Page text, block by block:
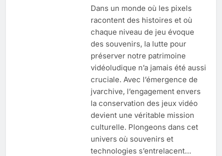
fonctionnalités clés et avantages
4 Mois Ago
Découvrez notre test d’orientation
gratuit spécialement conçu pour
collégiens et lycéens
4 Mois Ago
Liste complète des marques
rezoactif.com à connaître en 2025
4 Mois Ago
Dans un monde où les pixels
racontent des histoires et où
chaque niveau de jeu évoque
des souvenirs, la lutte pour
préserver notre patrimoine
vidéoludique n’a jamais été aussi
cruciale. Avec l’émergence de
jvarchive, l’engagement envers
la conservation des jeux vidéo
devient une véritable mission
culturelle. Plongeons dans cet
univers où souvenirs et
technologies s’entrelacent…